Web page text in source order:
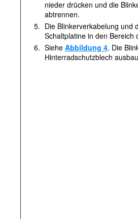
nieder drücken und die
abtrennen.
5. Die Blinkerverkabelung und
Schaltplatine in den Bereich
6. Siehe Abbildung 4. Die
Hinterradschutzblech